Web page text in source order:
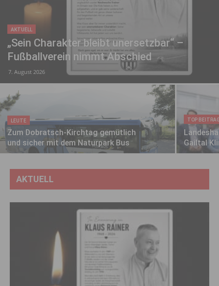
AKTUELL
„Sein Charakter bleibt unersetzbar“ –
Fußballverein nimmt Abschied
7. August 2026
LEUTE
Zum Dobratsch-Kirchtag gemütlich
und sicher mit dem Naturpark Bus
TOP
Gailtal
AKTUELL